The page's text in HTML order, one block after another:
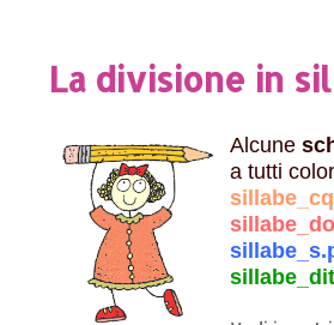
La divisione in
Alcune
a tutti